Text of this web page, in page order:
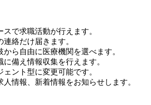
スで求職活動が行えます。
連絡だけ届きます。
から自由に医療機関を選べます。
に備え情報収集を行えます。
ェント型に変更可能です。
人情報、新着情報をお知らせします。